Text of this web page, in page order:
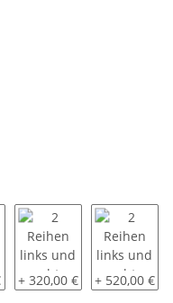
85 cmmit 1 Sperrbalken
2 Reihen links und
+ 320,00 € 2 Reihen
+ 520,00 €